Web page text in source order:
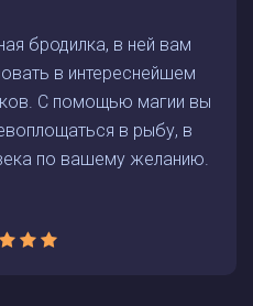
бродилка, в ней вам
в интереснейшем
С помощью магии вы
в рыбу, в
по вашему желанию.